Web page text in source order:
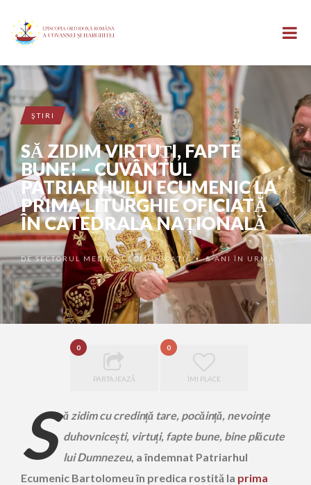
ŞTIRI
SĂ ZIDIM VIRTUȚI, FAPTE
BUNE! – CUVÂNTUL
PATRIARHULUI ECUMENIC LA
PRIMA LITURGHIE OFICIATĂ
ÎN CATEDRALA NAȚIONALĂ
DESECTORUL MEDIA ȘI COMUNICAȚII •8 ANI ÎN URMĂ
0
PARTAJEAZĂ
0
ÎMI PLACE
S ă zidim cu credință tare, pocăință, nevoințe
duhovnicești, virtuți, fapte bune, bine plăcute
lui Dumnezeu, a îndemnat Patriarhul
Ecumenic Bartolomeu în predica rostită la prima